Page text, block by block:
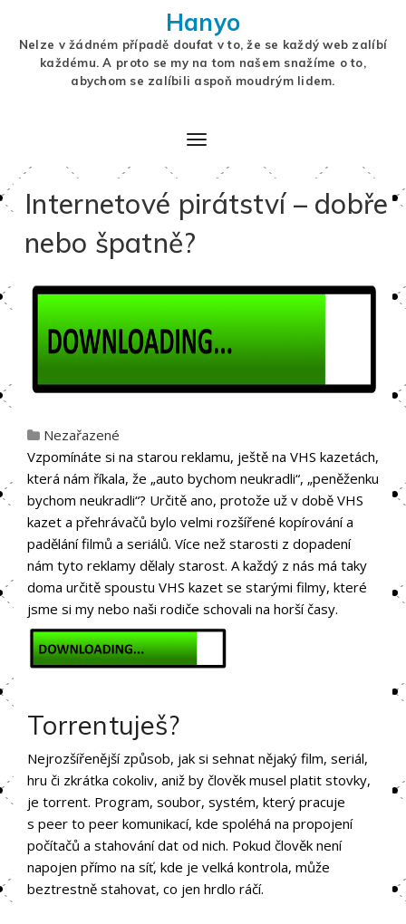
Hanyo
Nelze v žádném případě doufat v to, že se každý web zalíbí
každému. A proto se my na tom našem snažíme o to,
abychom se zalíbili aspoň moudrým lidem.
Internetové pirátství – dobře
nebo špatně?
Nezařazené
Vzpomínáte si na starou reklamu, ještě na VHS kazetách,
která nám říkala, že „auto bychom neukradli“, „peněženku
bychom neukradli“? Určitě ano, protože už v době VHS
kazet a přehrávačů bylo velmi rozšířené kopírování a
padělání filmů a seriálů. Více než starosti z dopadení
nám tyto reklamy dělaly starost. A každý z nás má taky
doma určitě spoustu VHS kazet se starými filmy, které
jsme si my nebo naši rodiče schovali na horší časy.
Torrentuješ?
Nejrozšířenější způsob, jak si sehnat nějaký film, seriál,
hru či zkrátka cokoliv, aniž by člověk musel platit stovky,
je torrent. Program, soubor, systém, který pracuje
s peer to peer komunikací, kde spoléhá na propojení
počítačů a stahování dat od nich. Pokud člověk není
napojen přímo na síť, kde je velká kontrola, může
beztrestně stahovat, co jen hrdlo ráčí.